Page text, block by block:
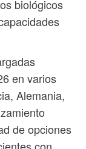
biológicos
en varios
Alemania,
de opciones